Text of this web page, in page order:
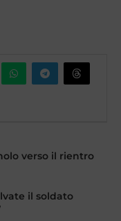
verso il rientro
il soldato